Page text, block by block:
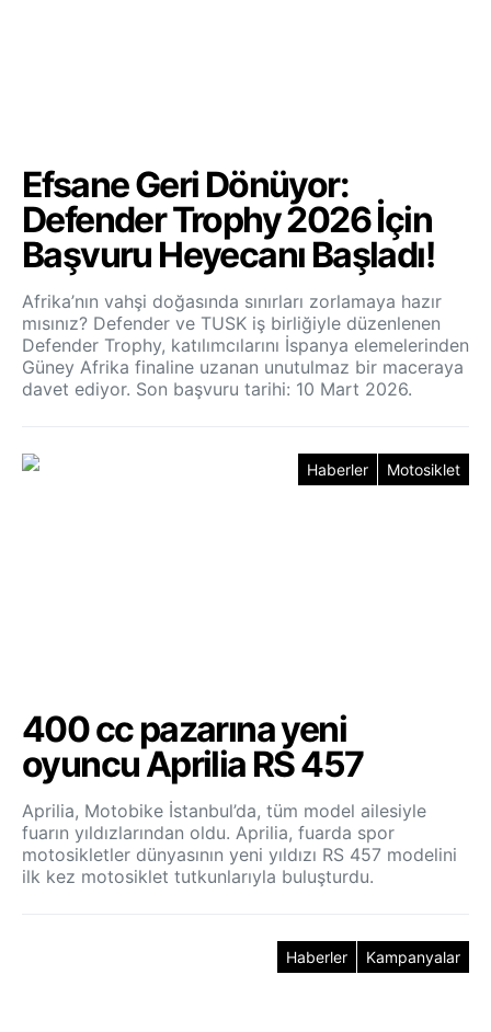
Efsane Geri Dönüyor:
Defender Trophy 2026 İçin
Başvuru Heyecanı Başladı!
Afrika’nın vahşi doğasında sınırları zorlamaya hazır
mısınız? Defender ve TUSK iş birliğiyle düzenlenen
Defender Trophy, katılımcılarını İspanya elemelerinden
Güney Afrika finaline uzanan unutulmaz bir maceraya
davet ediyor. Son başvuru tarihi: 10 Mart 2026.
Haberler Motosiklet
400 cc pazarına yeni
oyuncu Aprilia RS 457
Aprilia, Motobike İstanbul’da, tüm model ailesiyle
fuarın yıldızlarından oldu. Aprilia, fuarda spor
motosikletler dünyasının yeni yıldızı RS 457 modelini
ilk kez motosiklet tutkunlarıyla buluşturdu.
Haberler Kampanyalar